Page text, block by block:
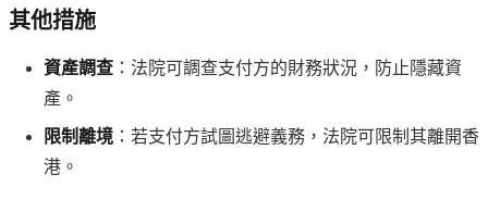
其他措施
資產調查 ：法院可調查支付方的財務狀況，防止隱藏資
產。
限制離境 ：若支付方試圖逃避義務，法院可限制其離開香
港。